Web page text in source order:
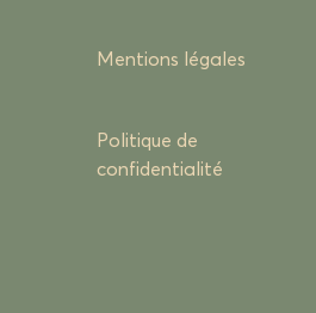
Mentions légales
Politique de
confidentialité